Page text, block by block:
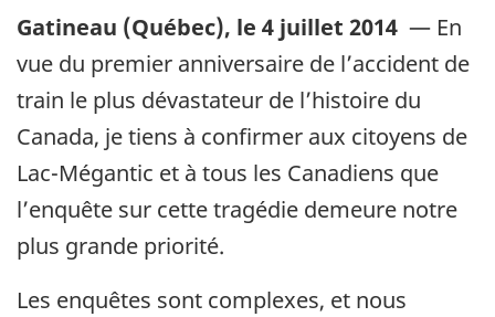
Gatineau (Québec), le 4 juillet 2014 — En
vue du premier anniversaire de l’accident de
train le plus dévastateur de l’histoire du
Canada, je tiens à confirmer aux citoyens de
Lac-Mégantic et à tous les Canadiens que
l’enquête sur cette tragédie demeure notre
plus grande priorité.
Les enquêtes sont complexes, et nous